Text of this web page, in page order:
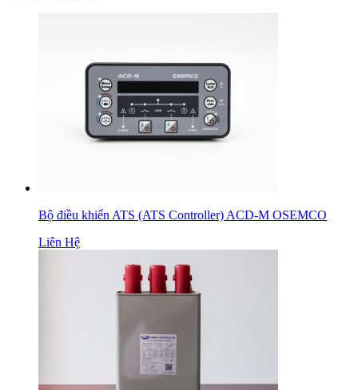
Bộ điều khiển ATS (ATS Controller) ACD-M OSEMCO
Liên Hệ